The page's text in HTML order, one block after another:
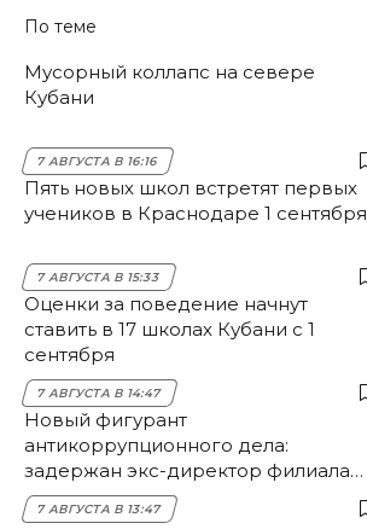
По теме
Мусорный коллапс на севере
Кубани
7 АВГУСТА В 16:16
Пять новых школ встретят первых
учеников в Краснодаре 1 сентября
7 АВГУСТА В 15:33
Оценки за поведение начнут
ставить в 17 школах Кубани с 1
сентября
7 АВГУСТА В 14:47
Новый фигурант
антикоррупционного дела:
задержан экс-директор филиала
НЭСК Крымска
7 АВГУСТА В 13:47